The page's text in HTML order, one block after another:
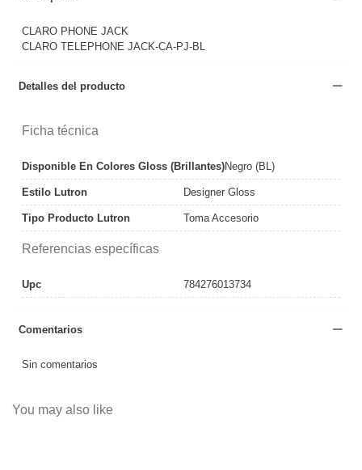
CLARO PHONE JACK
CLARO TELEPHONE JACK-CA-PJ-BL
Detalles del producto
Ficha técnica
Disponible En Colores Gloss (Brillantes)Negro (BL)
Estilo Lutron Designer Gloss
Tipo Producto Lutron Toma Accesorio
Referencias específicas
Upc 784276013734
Comentarios
Sin comentarios
You may also like